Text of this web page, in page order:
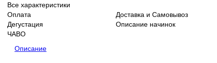
Все характеристики
Оплата
Доставка и Самовывоз
Дегустация
Описание начинок
ЧАВО
Описание